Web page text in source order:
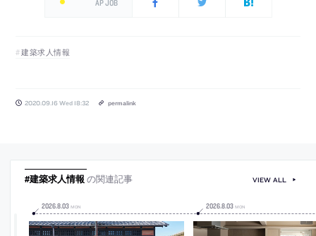
AP JOB
建築求人情報
2020.09.16 Wed 18:32 permalink
#建築求人情報 の関連記事
2026.8.03 MON 2026.8.03 MON
VIEW ALL